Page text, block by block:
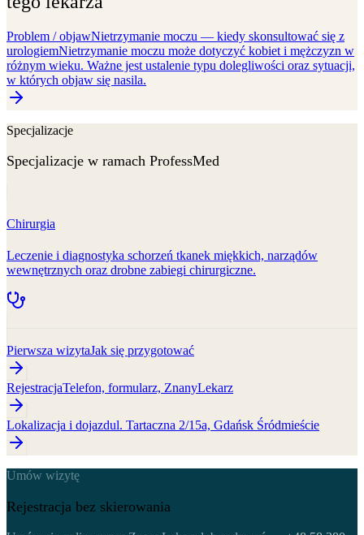
Problem / objawNietrzymanie moczu — kiedy skonsultować się z
urologiemNietrzymanie moczu może dotyczyć kobiet i mężczyzn w
różnym wieku. Ważne jest ustalenie typu dolegliwości oraz sytuacji,
w których objaw się nasila.
Specjalizacje
Specjalizacje w ramach ProfessMed
Chirurgia
Leczenie i diagnostyka schorzeń tkanek miękkich, narządów
wewnętrznych oraz drobne zabiegi chirurgiczne.
Pierwsza wizytaJak się przygotować
RejestracjaTelefon, formularz, ZnanyLekarz
Lokalizacja i dojazdul. Tartaczna 2/15a, Gdańsk Śródmieście
Umów wizytę
Rejestracja bez skierowania